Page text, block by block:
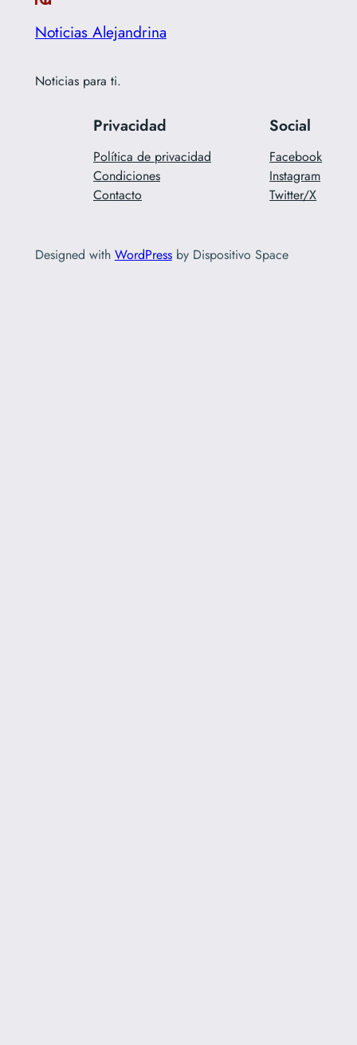
Noticias Alejandrina
Noticias para ti.
Privacidad
Política de privacidad
Condiciones
Contacto
Social
Facebook
Instagram
Twitter/X
Designed with WordPressby Dispositivo Space